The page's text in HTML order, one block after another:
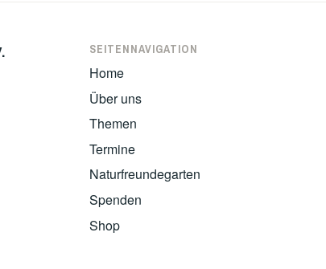
SEITENNAVIGATION
Home
Über uns
Themen
Termine
Naturfreundegarten
Spenden
Shop